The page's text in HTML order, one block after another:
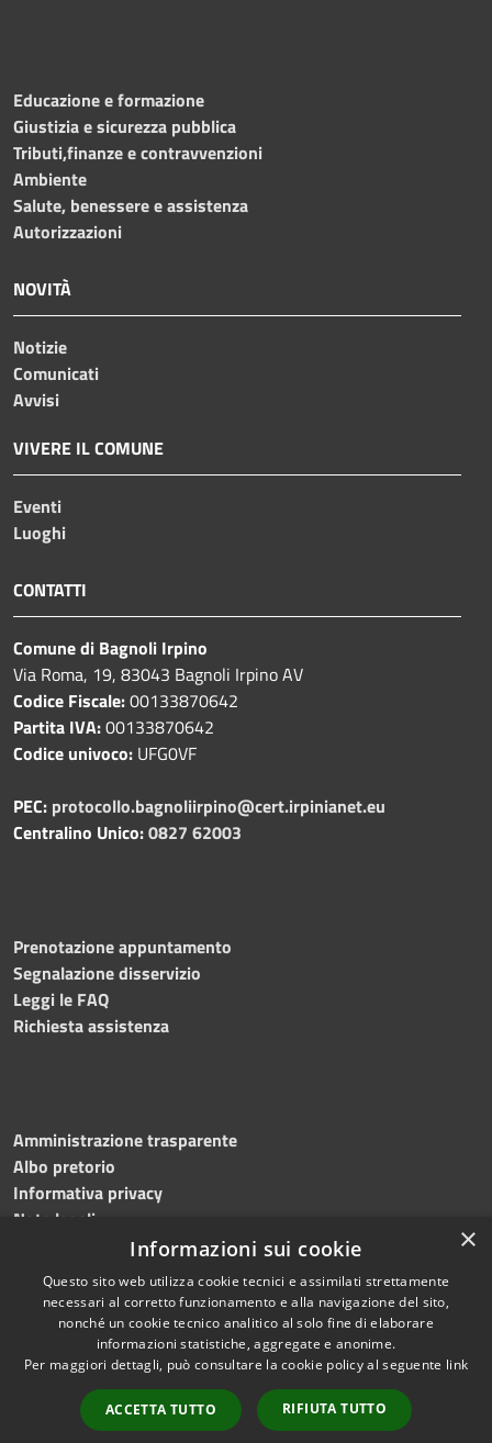
Educazione e formazione
Giustizia e sicurezza pubblica
Tributi,finanze e contravvenzioni
Ambiente
Salute, benessere e assistenza
Autorizzazioni
NOVITÀ
Notizie
Comunicati
Avvisi
VIVERE IL COMUNE
Eventi
Luoghi
CONTATTI
Comune di Bagnoli Irpino
Via Roma, 19, 83043 Bagnoli Irpino AV
Codice Fiscale:00133870642
Partita IVA:00133870642
Codice univoco: UFG0VF
PEC: protocollo.bagnoliirpino@cert.irpinianet.eu
Centralino Unico:0827 62003
Prenotazione appuntamento
Segnalazione disservizio
Leggi le FAQ
Richiesta assistenza
Amministrazione trasparente
Albo pretorio
Informativa privacy
Note legali
Dichiarazione di accessibilità
Accessibilità
Copyright © 2026 • Comune di
Bagnoli Irpino • Powered by
Municipium•
Accesso
redazione
×
Informazioni sui cookie
Questo sito web utilizza cookie tecnici e assimilati strettamente
necessari al corretto funzionamento e alla navigazione del sito,
nonché un cookie tecnico analitico al solo fine di elaborare
informazioni statistiche, aggregate e anonime.
Per maggiori dettagli, può consultare la cookie policy al seguente link
ACCETTA TUTTO RIFIUTA TUTTO